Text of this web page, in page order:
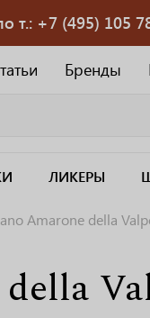
т.: +7 (495) 105
Бренды
ЛИКЕРЫ
Amarone della